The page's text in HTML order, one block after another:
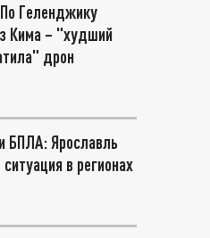
Геленджику
Кима – "худший
дрон
БПЛА: Ярославль
в регионах